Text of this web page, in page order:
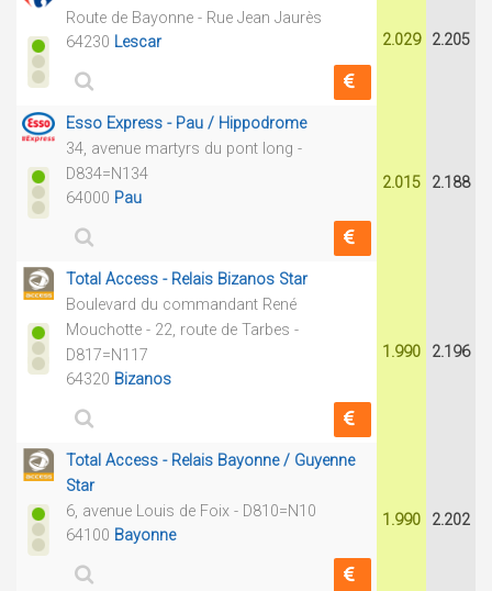
Route de Bayonne - Rue Jean Jaurès
64230 Lescar 2.029 2.205
Esso Express - Pau / Hippodrome
34, avenue martyrs du pont long -
D834=N134
64000 Pau
2.015 2.188
Total Access - Relais Bizanos Star
Boulevard du commandant René
Mouchotte - 22, route de Tarbes -
D817=N117
64320 Bizanos
1.990 2.196
Total Access - Relais Bayonne / Guyenne
Star
6, avenue Louis de Foix - D810=N10
64100 Bayonne
1.990 2.202